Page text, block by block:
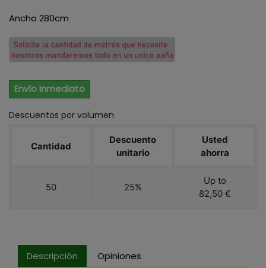
Ancho 280cm
Envío Inmediato
Descuentos por volumen
Cantidad
Descuento
unitario
Usted
ahorra
50 25%
Up to
82,50 €
Descripción Opiniones